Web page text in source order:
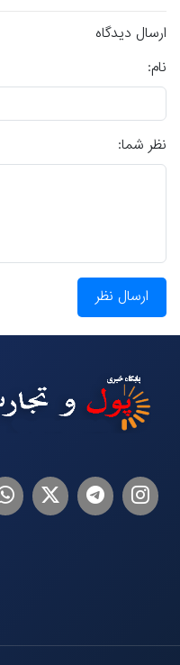
ارسال دیدگاه
نام:
نظر شما:
ارسال نظر
اینستاگرام
تلگرام توییتر